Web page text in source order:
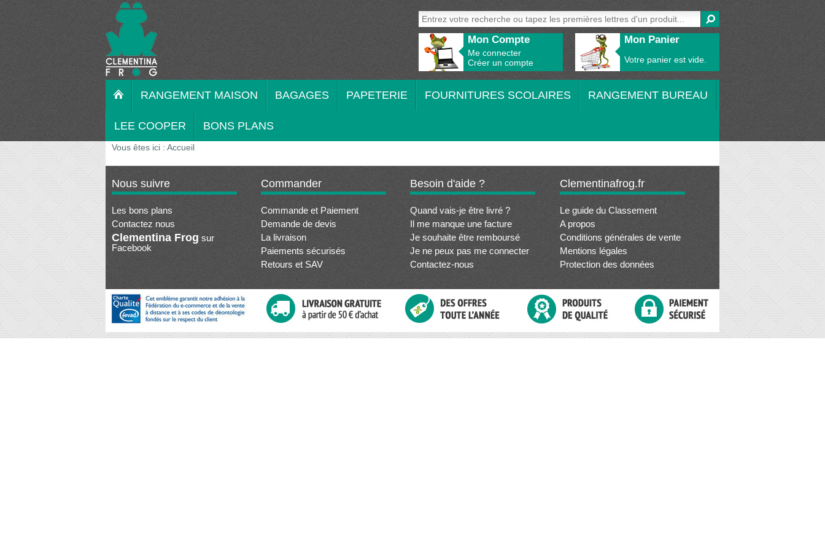
Mon Compte
Me connecter
Créer un compte
Mon Panier
Votre panier est vide.
RANGEMENT MAISON BAGAGES PAPETERIE FOURNITURES SCOLAIRES RANGEMENT BUREAU
LEE COOPER BONS PLANS
Vous êtes ici : Accueil
Nous suivre
Les bons plans
Contactez nous
Clementina Frog sur
Facebook
Commander
Commande et Paiement
Demande de devis
La livraison
Paiements sécurisés
Retours et SAV
Besoin d'aide ?
Quand vais-je être livré ?
Il me manque une facture
Je souhaite être remboursé
Je ne peux pas me connecter
Contactez-nous
Clementinafrog.fr
Le guide du Classement
A propos
Conditions générales de vente
Mentions légales
Protection des données